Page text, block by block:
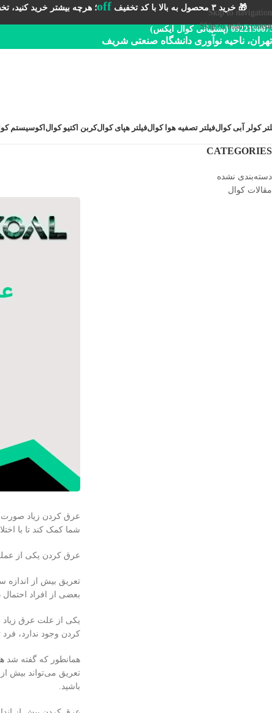
Skip to navigation
Skip to main content
🎁 خرید ۳ محصول به بالا با کد تخفیف off؛ هرچه بیشتر خرید کنید،
(پشتیبانی کوال ایکس)
تهران، ناحیه نوآوری دانشگاه صنعتی شریف
کولر آبی کوالفیلتر تصفیه هوا کوالفیلتر هپای کوالکربن اکتیو کوال اکوسیستم
CATEGORIES
دسته‌بندی نشده
مقالات کوال
عرق كردن زياد صورت
شما کمک کند تا با
عرق کردن یکی از
تعریق بیش از اندازه
بعضی از افراد
یکی از علت عرق
کردن وجود ندارد،
همانطور که گفته شد
تعریق می‌تواند بیش
باشید.